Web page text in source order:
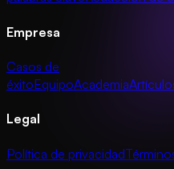
Empresa
Casos de
éxitoEquipoAcademia
Legal
Política de privacidad